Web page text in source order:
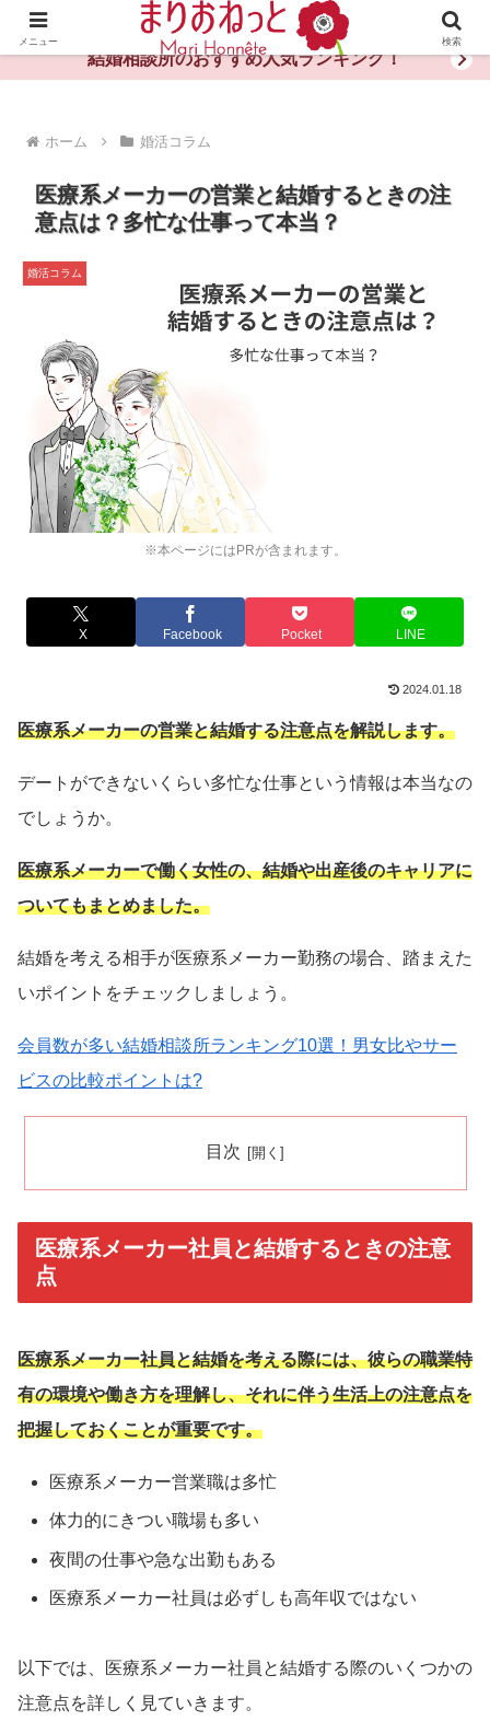
婚活や出会いの体験談・評判・秘訣がわかる情報サイト
結婚相談所のおすすめ人気ランキング！
ホーム 婚活コラム
医療系メーカーの営業と結婚するときの注
意点は？多忙な仕事って本当？
※本ページにはPRが含まれます。
婚活コラム
X Facebook Pocket LINE
2024.01.18
医療系メーカーの営業と結婚する注意点を解説します。
デートができないくらい多忙な仕事という情報は本当なの
でしょうか。
医療系メーカーで働く女性の、結婚や出産後のキャリアに
ついてもまとめました。
結婚を考える相手が医療系メーカー勤務の場合、踏まえた
いポイントをチェックしましょう。
会員数が多い結婚相談所ランキング10選！男女比やサー
ビスの比較ポイントは?
目次
医療系メーカー社員と結婚するときの注意
点
医療系メーカー社員と結婚を考える際には、彼らの職業特
有の環境や働き方を理解し、それに伴う生活上の注意点を
把握しておくことが重要です。
医療系メーカー営業職は多忙
体力的にきつい職場も多い
夜間の仕事や急な出勤もある
医療系メーカー社員は必ずしも高年収ではない
以下では、医療系メーカー社員と結婚する際のいくつかの
注意点を詳しく見ていきます。
メニュー 検索